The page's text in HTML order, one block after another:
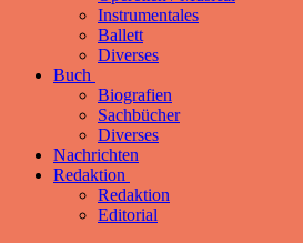
Instrumentales
Ballett
Diverses
Buch
Biografien
Sachbücher
Diverses
Nachrichten
Redaktion
Redaktion
Editorial